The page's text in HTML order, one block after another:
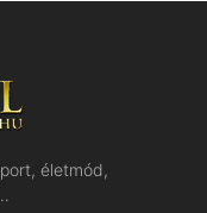
életmód,